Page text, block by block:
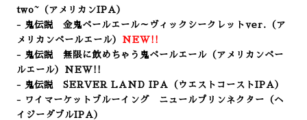
two~（アメリカンIPA）
- 鬼伝説 金鬼ペールエール～ヴィックシークレットver.（ア
メリカンペールエール） NEW!!
- 鬼伝説 無限に飲めちゃう鬼ペールエール （アメリカンペー
ルエール）NEW!!
- 鬼伝説 SERVER LAND IPA （ウエストコーストIPA）
- ワイマーケットブルーイング ニュールプリンネクター （ヘ
イジーダブルIPA）